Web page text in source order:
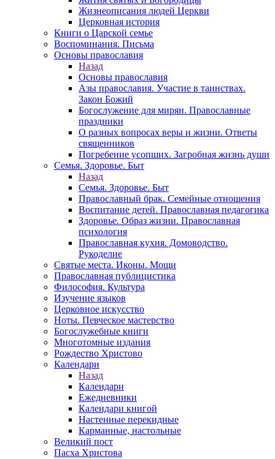
Жизнеописания людей Церкви
Церковная история
Книги о Царской семье
Воспоминания. Письма
Основы православия
Назад
Основы православия
Азы православия. Участие в таинствах.
Закон Божий
Богослужение для мирян. Православные
праздники
О разных вопросах веры и жизни. Ответы
священников
Погребение усопших. Загробная жизнь души
Семья. Здоровье. Быт
Назад
Семья. Здоровье. Быт
Православный брак. Семейные отношения
Воспитание детей. Православная педагогика
Здоровье. Образ жизни. Православная
психология
Православная кухня. Домоводство.
Рукоделие
Святые места. Иконы. Мощи
Православная публицистика
Философия. Культура
Изучение языков
Церковное искусство
Ноты. Певческое мастерство
Богослужебные книги
Многотомные издания
Рождество Христово
Календари
Назад
Календари
Ежедневники
Календари книгой
Настенные перекидные
Карманные, настольные
Великий пост
Пасха Христова